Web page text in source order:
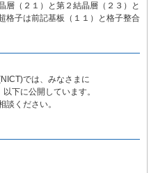
層（２１）と第２結晶層（２３）と
格子は前記基板（１１）と格子整合
では、みなさまに
下に公開しています。
談ください。